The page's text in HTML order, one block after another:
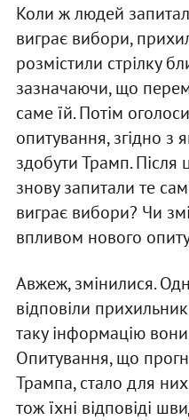
Коли ж людей
виграє вибори,
розмістили стрілку
зазначаючи, що
саме їй. Потім
опитування, згідно з
здобути Трамп. Після
знову запитали те
виграє вибори? Чи
впливом нового
Авжеж, змінилися.
відповіли
таку інформацію
Опитування, що
Трампа, стало для
тож їхні відповіді